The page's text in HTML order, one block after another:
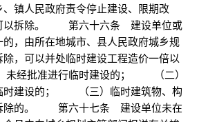
镇人民政府责令停止建设、限期改
以拆除。 第六十六条 建设单位或
，由所在地城市、县人民政府城乡规
，可以并处临时建设工程造价一倍以
经批准进行临时建设的； （二）
时建设的； （三）临时建筑物、构
除的。 第六十七条 建设单位未在